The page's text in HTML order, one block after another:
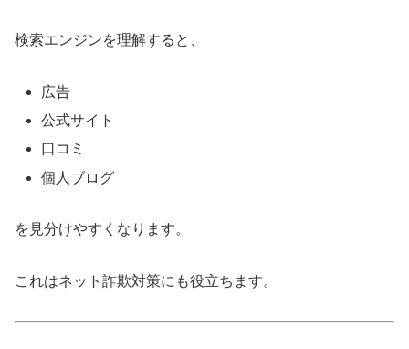
検索エンジンを理解すると、
広告
公式サイト
口コミ
個人ブログ
を見分けやすくなります。
これはネット詐欺対策にも役立ちます。